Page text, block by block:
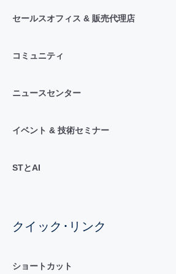
セールスオフィス & 販売代理店
コミュニティ
ニュースセンター
イベント & 技術セミナー
STとAI
クイック･リンク
ショートカット